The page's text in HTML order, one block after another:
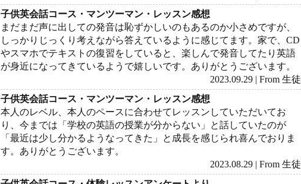
子供英会話コース・マンツーマン・レッスン感想
まだまだ声に出しての発音は恥ずかしいのもあるのか小さめですが、
しっかりじっくり考えながら答えているように感じてます。家で、CD
やスマホでテキストの復習をしていると、楽しんで発音してたり英語
が身近になってきているようで嬉しいです。ありがとうございます。
2023.09.29 | From 生徒
子供英会話コース・マンツーマン・レッスン感想
本人のレベル、本人のペースに合わせてレッスンしていただいてお
り、今までは「学校の英語の授業が分からない」と話していたのが
「最近は少し分かるようなってきた」と成長を感じられ喜んでおりま
す。ありがとうございます。
2023.08.29 | From 生徒